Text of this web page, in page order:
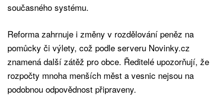
současného systému.
Reforma zahrnuje i změny v rozdělování peněz na
pomůcky či výlety, což podle serveru Novinky.cz
znamená další zátěž pro obce. Ředitelé upozorňují, že
rozpočty mnoha menších měst a vesnic nejsou na
podobnou odpovědnost připraveny.